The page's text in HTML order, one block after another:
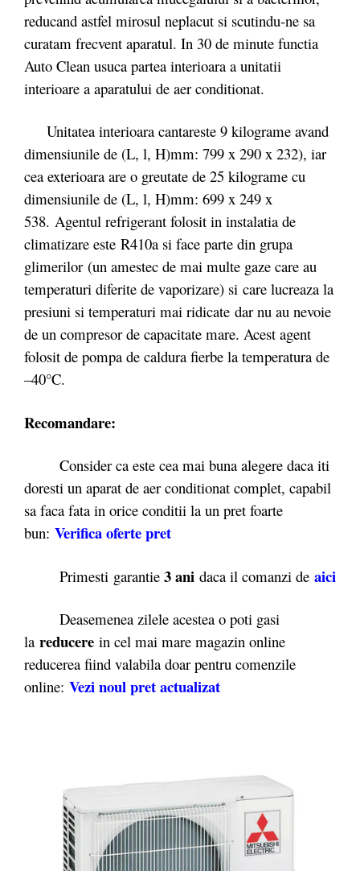
reducand astfel mirosul neplacut si scutindu-ne sa
curatam frecvent aparatul. In 30 de minute functia
Auto Clean usuca partea interioara a unitatii
interioare a aparatului de aer conditionat.
Unitatea interioara cantareste 9 kilograme avand
dimensiunile de (L, l, H)mm: 799 x 290 x 232), iar
cea exterioara are o greutate de 25 kilograme cu
dimensiunile de (L, l, H)mm: 699 x 249 x
538. Agentul refrigerant folosit in instalatia de
climatizare este R410a si face parte din grupa
glimerilor (un amestec de mai multe gaze care au
temperaturi diferite de vaporizare) si care lucreaza la
presiuni si temperaturi mai ridicate dar nu au nevoie
de un compresor de capacitate mare. Acest agent
folosit de pompa de caldura fierbe la temperatura de
–40°C.
Recomandare:
Consider ca este cea mai buna alegere daca iti
doresti un aparat de aer conditionat complet, capabil
sa faca fata in orice conditii la un pret foarte
bun: Verifica ofertepret
Primesti garantie 3 ani daca il comanzi de aici
Deasemenea zilele acestea o poti gasi
la reducere in cel mai mare magazin online
reducerea fiind valabila doar pentru comenzile
online: Vezi noul pret actualizat